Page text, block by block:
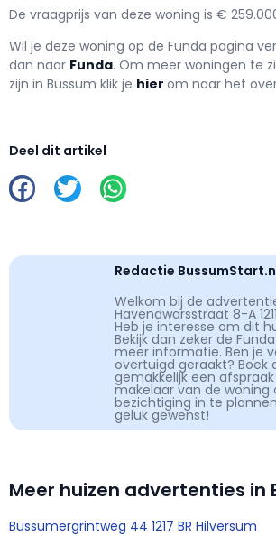
De vraagprijs van deze woning is €
Wil je deze woning op de Funda pagina
dan naar Funda. Om meer woningen te
zijn in Bussum klik je hier om naar het
Deel dit artikel
Redactie
Welkom bij de
Havendwarsstraat 8-A
Heb je interesse om dit
Bekijk dan zeker de
meer informatie. Ben je
overtuigd geraakt? Boek
gemakkelijk een
makelaar van de woning
bezichtiging in te
geluk gewenst!
Meer huizen advertenties in
Bussumergrintweg 44 1217 BR Hilversum